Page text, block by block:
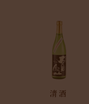
清酒